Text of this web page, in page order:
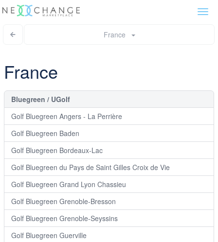
France
France
Bluegreen / UGolf
Golf Bluegreen Angers - La Perrière
Golf Bluegreen Baden
Golf Bluegreen Bordeaux-Lac
Golf Bluegreen du Pays de Saint Gilles Croix de Vie
Golf Bluegreen Grand Lyon Chassieu
Golf Bluegreen Grenoble-Bresson
Golf Bluegreen Grenoble-Seyssins
Golf Bluegreen Guerville